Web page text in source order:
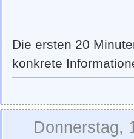
Die ersten 20
konkrete
Donnerstag,